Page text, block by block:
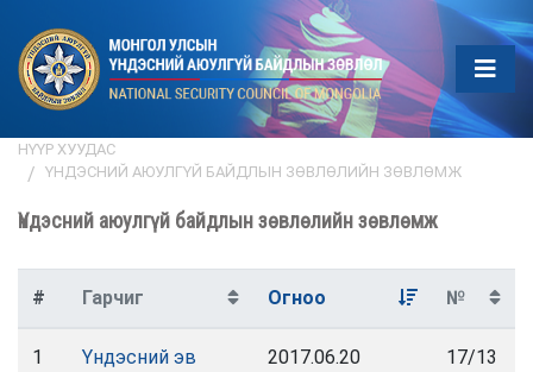
НҮҮР ХУУДАС
ҮНДЭСНИЙ АЮУЛГҮЙ БАЙДЛЫН ЗӨВЛӨЛИЙН ЗӨВЛӨМЖ
Үндэсний аюулгүй байдлын зөвлөлийн зөвлөмж
# Гарчиг Огноо №
1
Үндэсний эв
2017.06.20 17/13